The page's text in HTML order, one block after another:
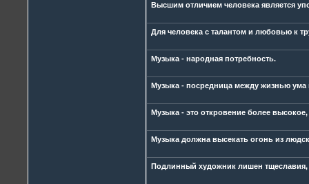
Высшим отличием человека является
Для человека с талантом и любовью к
Музыка - народная потребность.
Музыка - посредница между жизнью ума
Музыка - это откровение более
Музыка должна высекать огонь из
Подлинный художник лишен тщеславия,